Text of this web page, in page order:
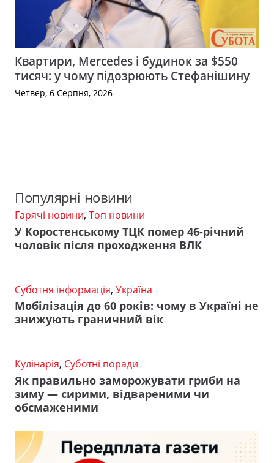
Квартири, Mercedes і будинок за $550
тисяч: у чому підозрюють Стефанішину
Четвер, 6 Серпня, 2026
Популярні новини
Гарячі новини, Топ новини
У Коростенському ТЦК помер 46-річний
чоловік після проходження ВЛК
Суботня інформація, Україна
Мобілізація до 60 років: чому в Україні не
знижують граничний вік
Кулінарія, Суботні поради
Як правильно заморожувати гриби на
зиму — сирими, відвареними чи
обсмаженими